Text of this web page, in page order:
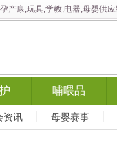
康,玩具,学教,电器,母婴供
哺喂品
资讯 母婴赛事